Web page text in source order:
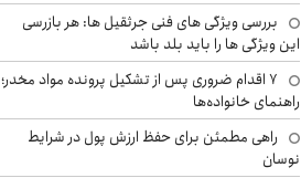
بررسی ویژگی های فنی جرثقیل ها: هر بازرسی
این ویژگی ها را باید بلد باشد
۷ اقدام ضروری پس از تشکیل پرونده مواد مخدر؛
راهنمای خانواده‌ها
راهی مطمئن برای حفظ ارزش پول در شرایط
نوسان